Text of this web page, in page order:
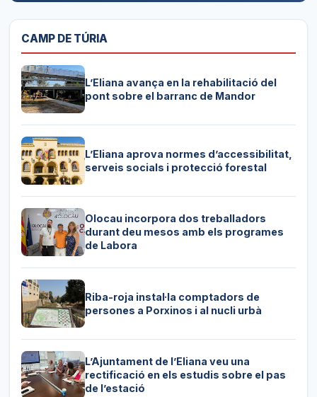
CAMP DE TÚRIA
L’Eliana avança en la rehabilitació del
pont sobre el barranc de Mandor
L’Eliana aprova normes d’accessibilitat,
serveis socials i protecció forestal
Olocau incorpora dos treballadors
durant deu mesos amb els programes
de Labora
Riba-roja instal·la comptadors de
persones a Porxinos i al nucli urbà
L’Ajuntament de l’Eliana veu una
rectificació en els estudis sobre el pas
de l’estació